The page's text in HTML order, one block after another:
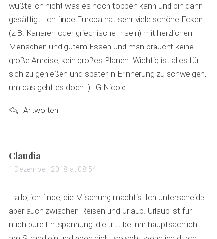
wüßte ich nicht was es noch toppen kann und bin dann
gesättigt. Ich finde Europa hat sehr viele schöne Ecken
(z.B. Kanaren oder griechische Inseln) mit herzlichen
Menschen und gutem Essen und man braucht keine
große Anreise, kein großes Planen. Wichtig ist alles für
sich zu genießen und später in Erinnerung zu schwelgen,
um das geht es doch :) LG Nicole
Antworten
s
a
s
:
Claudia
1 Dezember, 2018 at 08:54
Hallo, ich finde, die Mischung macht‘s. Ich unterscheide
aber auch zwischen Reisen und Urlaub. Urlaub ist für
mich pure Entspannung, die tritt bei mir hauptsächlich